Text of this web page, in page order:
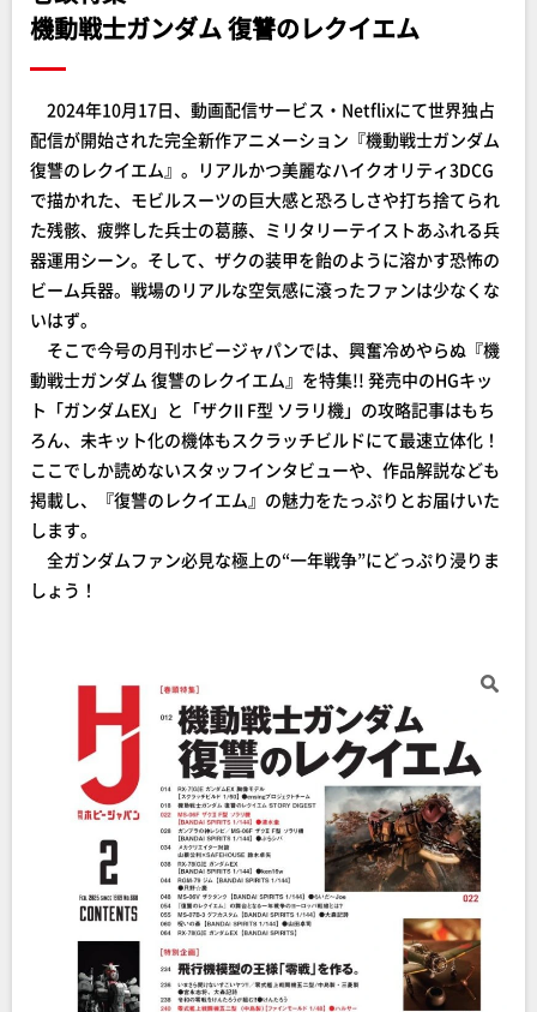
機動戦士ガンダム 復讐のレクイエム
2024年10月17日、動画配信サービス・Netflixにて世界独占
配信が開始された完全新作アニメーション『機動戦士ガンダム
復讐のレクイエム』。リアルかつ美麗なハイクオリティ3DCG
で描かれた、モビルスーツの巨大感と恐ろしさや打ち捨てられ
た残骸、疲弊した兵士の葛藤、ミリタリーテイストあふれる兵
器運用シーン。そして、ザクの装甲を飴のように溶かす恐怖の
ビーム兵器。戦場のリアルな空気感に滾ったファンは少なくな
いはず。
そこで今号の月刊ホビージャパンでは、興奮冷めやらぬ『機
動戦士ガンダム 復讐のレクイエム』を特集!! 発売中のHGキッ
ト「ガンダムEX」と「ザクII F型 ソラリ機」の攻略記事はもち
ろん、未キット化の機体もスクラッチビルドにて最速立体化！
ここでしか読めないスタッフインタビューや、作品解説なども
掲載し、『復讐のレクイエム』の魅力をたっぷりとお届けいた
します。
全ガンダムファン必見な極上の“一年戦争”にどっぷり浸りま
しょう！